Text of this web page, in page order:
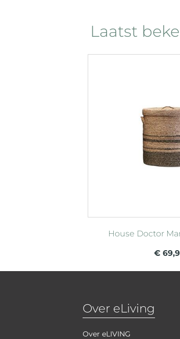
Laatst
House Doctor
€
Over eLiving
Over eLIVING